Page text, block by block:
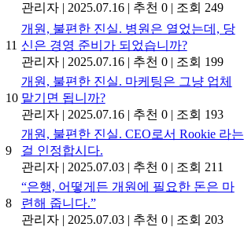
관리자 | 2025.07.16 | 추천 0 | 조회 249
11
개원, 불편한 진실. 병원은 열었는데, 당
신은 경영 준비가 되었습니까?
관리자 | 2025.07.16 | 추천 0 | 조회 199
10
개원, 불편한 진실. 마케팅은 그냥 업체
맡기면 됩니까?
관리자 | 2025.07.16 | 추천 0 | 조회 193
9
개원, 불편한 진실. CEO로서 Rookie 라는
걸 인정합시다.
관리자 | 2025.07.03 | 추천 0 | 조회 211
8
“은행, 어떻게든 개원에 필요한 돈은 마
련해 줍니다.”
관리자 | 2025.07.03 | 추천 0 | 조회 203